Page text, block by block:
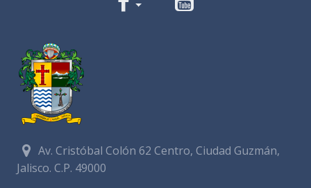
Av. Cristóbal Colón 62 Centro, Ciudad Guzmán,
Jalisco. C.P. 49000